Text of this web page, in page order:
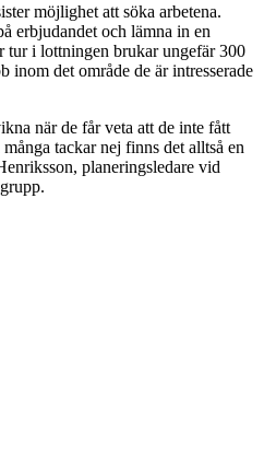
möjlighet att söka arbetena.
erbjudandet och lämna in en
tur i lottningen brukar ungefär 300
inom det område de är intresserade
när de får veta att de inte fått
tackar nej finns det alltså en
planeringsledare vid